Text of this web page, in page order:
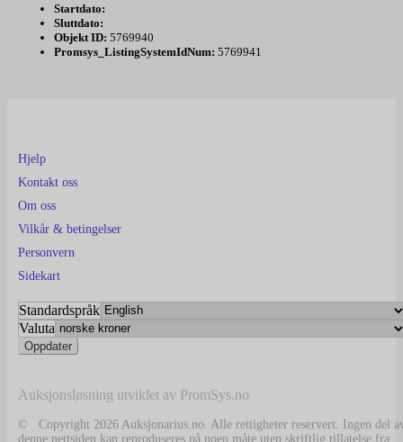
Startdato:
Sluttdato:
Objekt ID: 5769940
Promsys_ListingSystemIdNum: 5769941
Hjelp
Kontakt oss
Om oss
Vilkår & betingelser
Personvern
Sidekart
Standardspråk
Valuta
Auksjonsløsning utviklet av PromSys.no
© Copyright 2026 Auksjonarius.no. Alle rettigheter reservert. Ingen del
denne nettsiden kan reproduseres på noen måte uten skriftlig tillatelse fra